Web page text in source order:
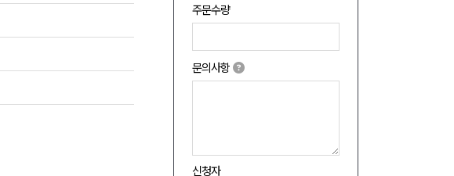
주문수량
문의사항
신청자